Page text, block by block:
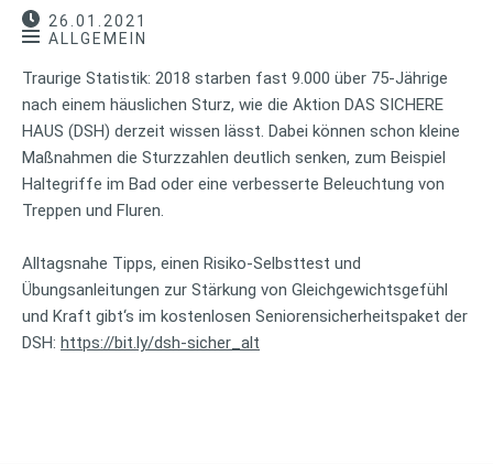
26.01.2021
ALLGEMEIN
Traurige Statistik: 2018 starben fast 9.000 über 75-Jährige
nach einem häuslichen Sturz, wie die Aktion DAS SICHERE
HAUS (DSH) derzeit wissen lässt. Dabei können schon kleine
Maßnahmen die Sturzzahlen deutlich senken, zum Beispiel
Haltegriffe im Bad oder eine verbesserte Beleuchtung von
Treppen und Fluren.
Alltagsnahe Tipps, einen Risiko-Selbsttest und
Übungsanleitungen zur Stärkung von Gleichgewichtsgefühl
und Kraft gibt‘s im kostenlosen Seniorensicherheitspaket der
DSH: https://bit.ly/dsh-sicher_alt